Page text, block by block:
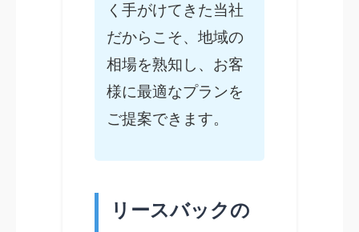
く手がけてきた当社
だからこそ、地域の
相場を熟知し、お客
様に最適なプランを
ご提案できます。
リースバックの